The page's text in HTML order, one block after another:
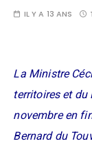
IL Y A 13 ANS
La Ministre
territoires et du
novembre en
Bernarddu